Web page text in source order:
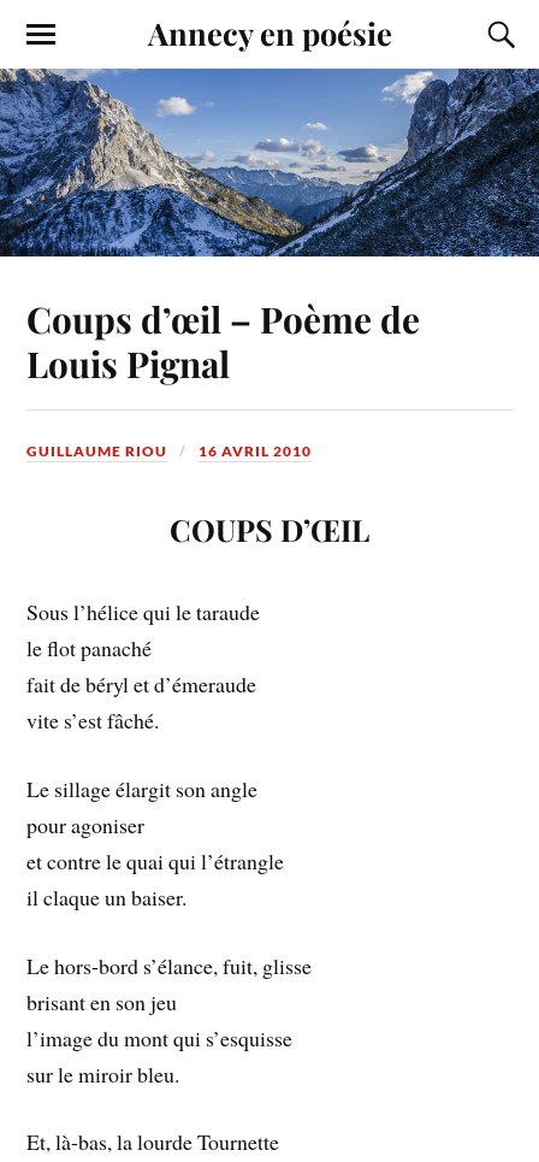
Annecy en poésie
Coups d’œil – Poème de
Louis Pignal
GUILLAUME RIOU 16 AVRIL 2010
COUPS D’ŒIL
Sous l’hélice qui le taraude
le flot panaché
fait de béryl et d’émeraude
vite s’est fâché.
Le sillage élargit son angle
pour agoniser
et contre le quai qui l’étrangle
il claque un baiser.
Le hors-bord s’élance, fuit, glisse
brisant en son jeu
l’image du mont qui s’esquisse
sur le miroir bleu.
Et, là-bas, la lourde Tournette